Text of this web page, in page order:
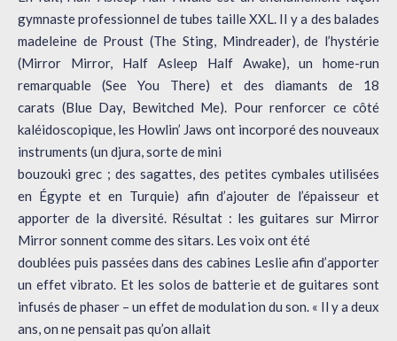
gymnaste professionnel de tubes taille XXL. Il y a des balades
madeleine de Proust (The Sting, Mindreader), de l’hystérie
(Mirror Mirror, Half Asleep Half Awake), un home-run
remarquable (See You There) et des diamants de 18
carats (Blue Day, Bewitched Me). Pour renforcer ce côté
kaléidoscopique, les Howlin’ Jaws ont incorporé des nouveaux
instruments (un djura, sorte de mini
bouzouki grec ; des sagattes, des petites cymbales utilisées
en Égypte et en Turquie) afin d’ajouter de l’épaisseur et
apporter de la diversité. Résultat : les guitares sur Mirror
Mirror sonnent comme des sitars. Les voix ont été
doublées puis passées dans des cabines Leslie afin d’apporter
un effet vibrato. Et les solos de batterie et de guitares sont
infusés de phaser – un effet de modulation du son. « Il y a deux
ans, on ne pensait pas qu’on allait